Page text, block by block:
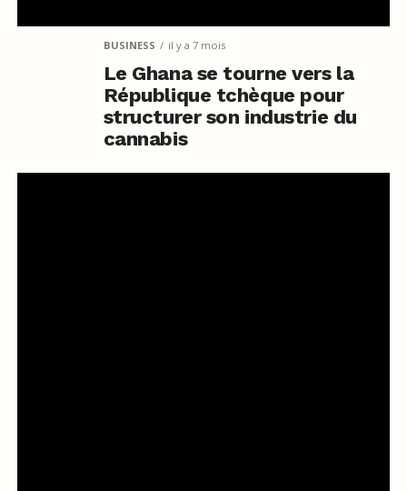
BUSINESS il y a 7 mois
Le Ghana se tourne vers la
République tchèque pour
structurer son industrie du
cannabis